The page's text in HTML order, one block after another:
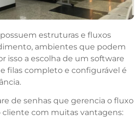
estruturas e fluxos
ambientes que podem
isso a escolha de um software
filas completo e configurável é
de senhas que gerencia o fluxo
com muitas vantagens: